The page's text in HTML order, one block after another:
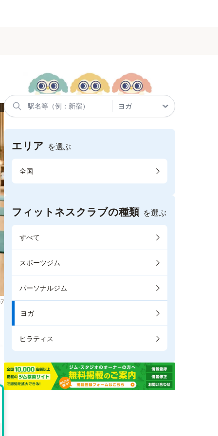
エリア を選ぶ
全国
フィットネスクラブの種類 を選ぶ
すべて
スポーツジム
パーソナルジム
ヨガ
ピラティス